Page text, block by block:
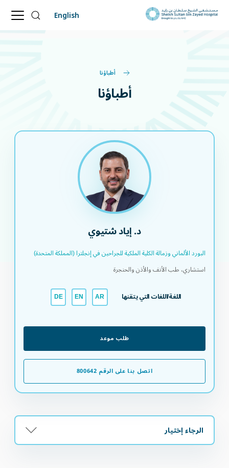
English
أطباؤنا
أطباؤنا
د. إياد شتيوي
البورد الألماني وزمالة الكلية الملكية للجراحين في إنجلترا (المملكة المتحدة) ​
استشاري، طب الأنف والأذن والحنجرة
اللغة/اللغات التي يتقنها AR
EN
DE
طلب موعد
اتصل بنا على الرقم 800642
الرجاء إختيار